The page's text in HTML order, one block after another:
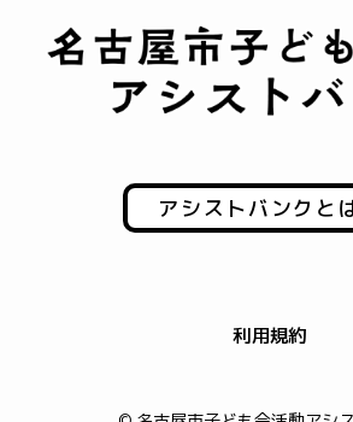
アシストバンクと
利用規約